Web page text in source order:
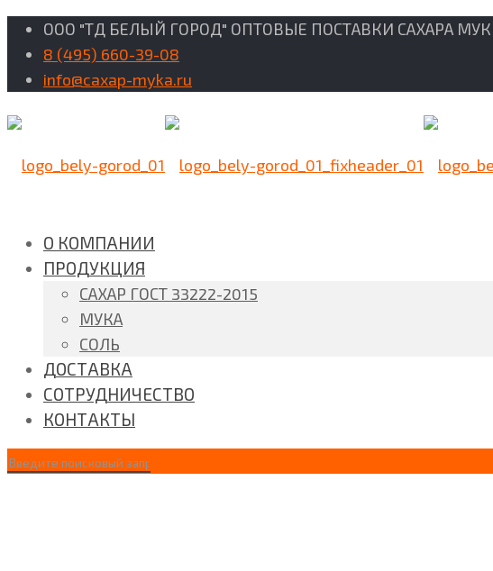
ООО "ТД БЕЛЫЙ ГОРОД" ОПТОВЫЕ ПОСТАВКИ САХАРА
8 (495) 660-39-08
info@caxap-myka.ru
О КОМПАНИИ
ПРОДУКЦИЯ
САХАР ГОСТ 33222-2015
МУКА
СОЛЬ
ДОСТАВКА
СОТРУДНИЧЕСТВО
КОНТАКТЫ